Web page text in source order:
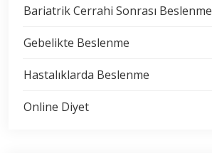
Bariatrik Cerrahi Sonrası Beslenme
Gebelikte Beslenme
Hastalıklarda Beslenme
Online Diyet